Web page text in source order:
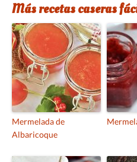
Más recetas caseras
Mermelada de
Albaricoque